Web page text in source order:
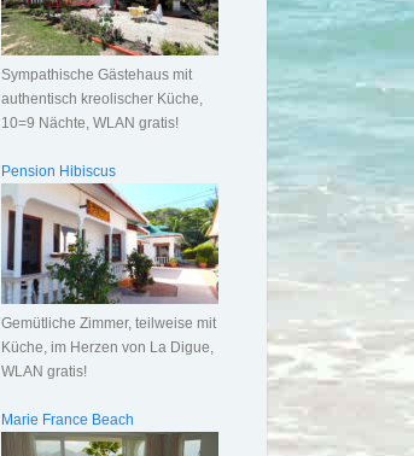
Sympathische Gästehaus mit
authentisch kreolischer Küche,
10=9 Nächte, WLAN gratis!
Pension Hibiscus
Gemütliche Zimmer, teilweise mit
Küche, im Herzen von La Digue,
WLAN gratis!
Marie France Beach